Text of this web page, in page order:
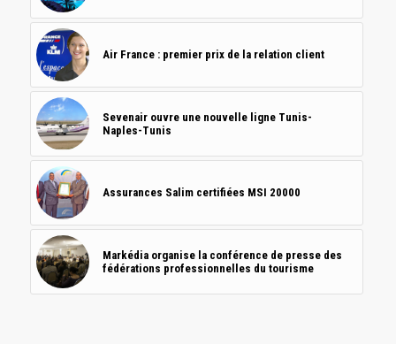
Air France : premier prix de la relation client
Sevenair ouvre une nouvelle ligne Tunis-
Naples-Tunis
Assurances Salim certifiées MSI 20000
Markédia organise la conférence de presse des
fédérations professionnelles du tourisme